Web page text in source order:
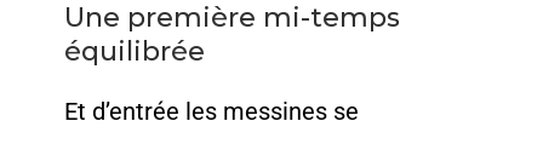
Une première mi-temps
équilibrée
Et d’entrée les messines se